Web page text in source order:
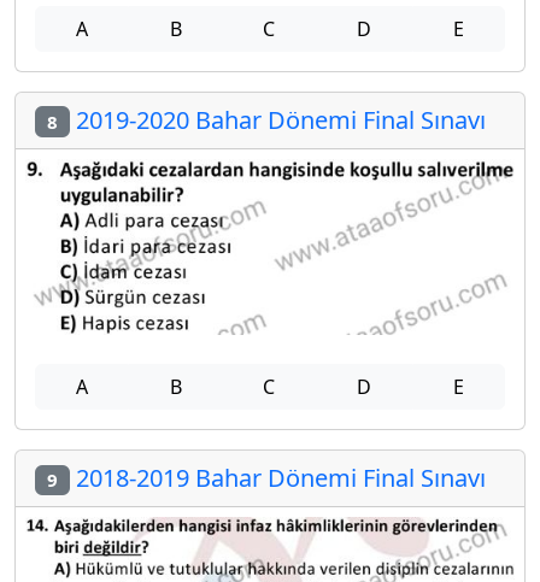
A B C D E
8 2019-2020 Bahar Dönemi Final Sınavı
A B C D E
9 2018-2019 Bahar Dönemi Final Sınavı